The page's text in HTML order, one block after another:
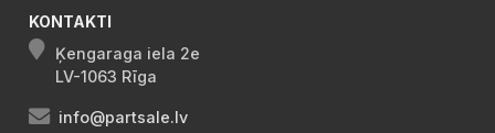
KONTAKTI
Ķengaraga iela 2e
LV-1063 Rīga
info@partsale.lv